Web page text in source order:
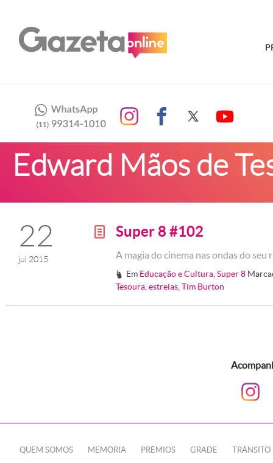
Edward Mãos de
22
jul 2015
g Super 8 #102
A magia do cinema nas ondas do
# Em Educação e Cultura ,Super 8
Tesoura estreias Tim Burton
QUEM SOMOS MEMÓRIA PRÊMIOS GRADE TRÂNSITO